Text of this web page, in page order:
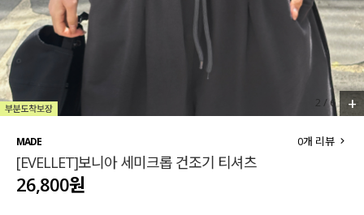
하객룩
살안타템
티셔츠
원피스
팬츠
언더웨어
2 /6 +
MADE
[EVELLET]보니아 세미크롭 건조기 티셔츠
0개 리뷰
26,800원